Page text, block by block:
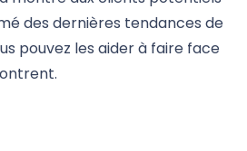
des dernières tendances de
pouvez les aider à faire face